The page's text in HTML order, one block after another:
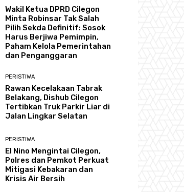
Wakil Ketua DPRD Cilegon
Minta Robinsar Tak Salah
Pilih Sekda Definitif: Sosok
Harus Berjiwa Pemimpin,
Paham Kelola Pemerintahan
dan Penganggaran
PERISTIWA
Rawan Kecelakaan Tabrak
Belakang, Dishub Cilegon
Tertibkan Truk Parkir Liar di
Jalan Lingkar Selatan
PERISTIWA
El Nino Mengintai Cilegon,
Polres dan Pemkot Perkuat
Mitigasi Kebakaran dan
Krisis Air Bersih